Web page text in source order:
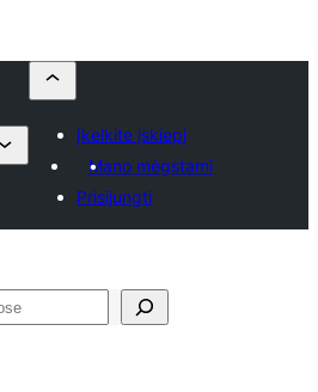
Įkelkite įskiepį
Mano mėgstami
Prisijungti